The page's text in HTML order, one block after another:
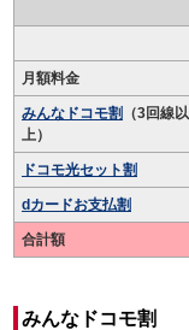
月額料金
みんなドコモ割
（3回線以
上）
ドコモ光セット割
dカードお支払割
合計額
みんなドコモ割